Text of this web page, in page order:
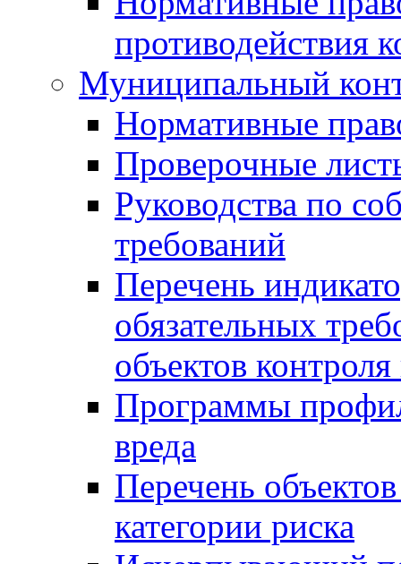
противодействия
Муниципальный
Нормативные
Проверочные
Руководства по
требований
Перечень
обязательных
объектов
Программы
вреда
Перечень
категории риска